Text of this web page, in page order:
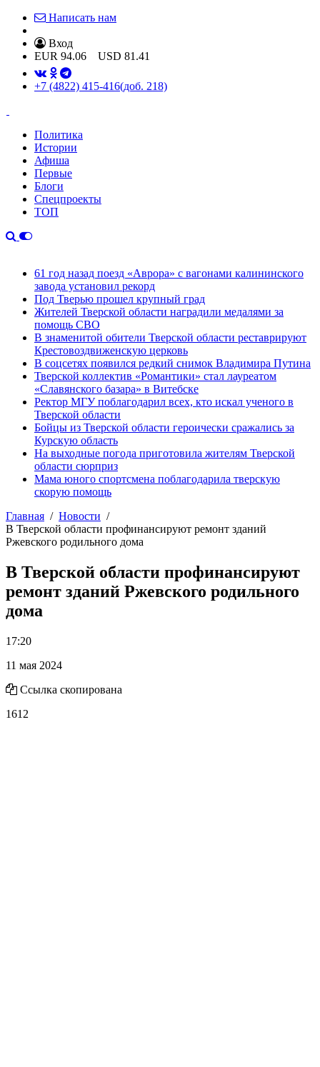
Написать нам
Вход
EUR 94.06 USD 81.41
+7 (4822) 415-416(доб. 218)
Политика
Истории
Афиша
Первые
Блоги
Спецпроекты
ТОП
61 год назад поезд «Аврора» с вагонами калининского
завода установил рекорд
Под Тверью прошел крупный град
Жителей Тверской области наградили медалями за
помощь СВО
В знаменитой обители Тверской области реставрируют
Крестовоздвиженскую церковь
В соцсетях появился редкий снимок Владимира Путина
Тверской коллектив «Романтики» стал лауреатом
«Славянского базара» в Витебске
Ректор МГУ поблагодарил всех, кто искал ученого в
Тверской области
Бойцы из Тверской области героически сражались за
Курскую область
На выходные погода приготовила жителям Тверской
области сюрприз
Мама юного спортсмена поблагодарила тверскую
скорую помощь
Главная
Новости
В Тверской области профинансируют ремонт зданий
Ржевского родильного дома
В Тверской области профинансируют
ремонт зданий Ржевского родильного
дома
17:20
11 мая 2024
Ссылка скопирована
1612